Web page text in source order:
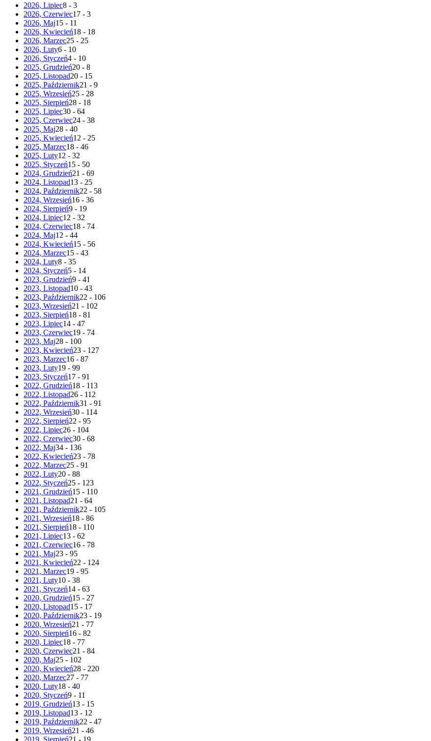
2026, Lipiec8 - 3
2026, Czerwiec17 - 3
2026, Maj15 - 11
2026, Kwiecień18 - 18
2026, Marzec25 - 25
2026, Luty6 - 10
2026, Styczeń4 - 10
2025, Grudzień20 - 8
2025, Listopad20 - 15
2025, Październik21 - 9
2025, Wrzesień25 - 28
2025, Sierpień28 - 18
2025, Lipiec30 - 64
2025, Czerwiec24 - 38
2025, Maj28 - 40
2025, Kwiecień12 - 25
2025, Marzec18 - 46
2025, Luty12 - 32
2025, Styczeń15 - 50
2024, Grudzień21 - 69
2024, Listopad13 - 25
2024, Październik22 - 58
2024, Wrzesień16 - 36
2024, Sierpień9 - 19
2024, Lipiec12 - 32
2024, Czerwiec18 - 74
2024, Maj12 - 44
2024, Kwiecień15 - 56
2024, Marzec15 - 43
2024, Luty8 - 35
2024, Styczeń5 - 14
2023, Grudzień9 - 41
2023, Listopad10 - 43
2023, Październik22 - 106
2023, Wrzesień21 - 102
2023, Sierpień18 - 81
2023, Lipiec14 - 47
2023, Czerwiec19 - 74
2023, Maj28 - 100
2023, Kwiecień23 - 127
2023, Marzec16 - 87
2023, Luty19 - 99
2023, Styczeń17 - 91
2022, Grudzień18 - 113
2022, Listopad26 - 112
2022, Październik31 - 91
2022, Wrzesień30 - 114
2022, Sierpień22 - 95
2022, Lipiec26 - 104
2022, Czerwiec30 - 68
2022, Maj34 - 136
2022, Kwiecień23 - 78
2022, Marzec25 - 91
2022, Luty20 - 88
2022, Styczeń25 - 123
2021, Grudzień15 - 110
2021, Listopad21 - 64
2021, Październik22 - 105
2021, Wrzesień18 - 86
2021, Sierpień18 - 110
2021, Lipiec13 - 62
2021, Czerwiec16 - 78
2021, Maj23 - 95
2021, Kwiecień22 - 124
2021, Marzec19 - 95
2021, Luty10 - 38
2021, Styczeń14 - 63
2020, Grudzień15 - 27
2020, Listopad15 - 17
2020, Październik23 - 19
2020, Wrzesień21 - 77
2020, Sierpień16 - 82
2020, Lipiec18 - 77
2020, Czerwiec21 - 84
2020, Maj25 - 102
2020, Kwiecień28 - 220
2020, Marzec27 - 77
2020, Luty18 - 40
2020, Styczeń9 - 11
2019, Grudzień13 - 15
2019, Listopad13 - 12
2019, Październik22 - 47
2019, Wrzesień21 - 46
2019, Sierpień21 - 19